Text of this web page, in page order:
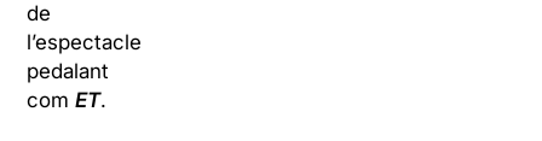
de
l’espectacle
pedalant
comET.